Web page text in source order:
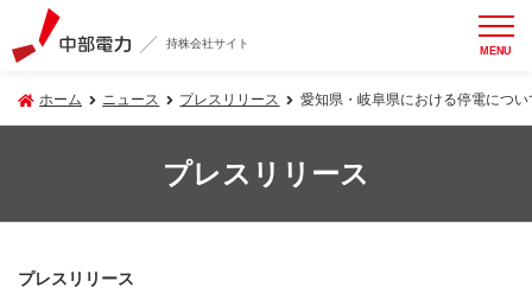
持株会社サイト MENU
ホーム ニュース プレスリリース 愛知県・岐阜県における停電につ
プレスリリース
プレスリリース